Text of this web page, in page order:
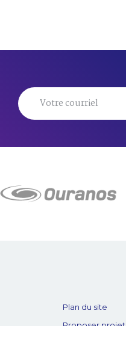
Plan du site
Proposer projet